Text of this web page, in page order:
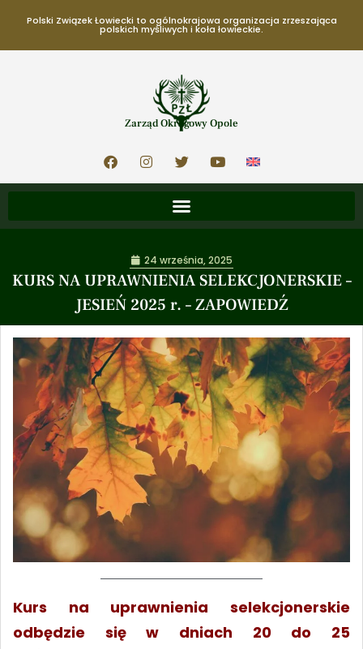
Polski Związek Łowiecki to ogólnokrajowa organizacja zrzeszająca
polskich myśliwych i koła łowieckie.
Zarząd Okręgowy Opole
KURS NA UPRAWNIENIA SELEKCJONERSKIE –
JESIEŃ 2025 r. – ZAPOWIEDŹ
24 września, 2025
Kurs na uprawnienia selekcjonerskie
odbędzie się w dniach 20 do 25